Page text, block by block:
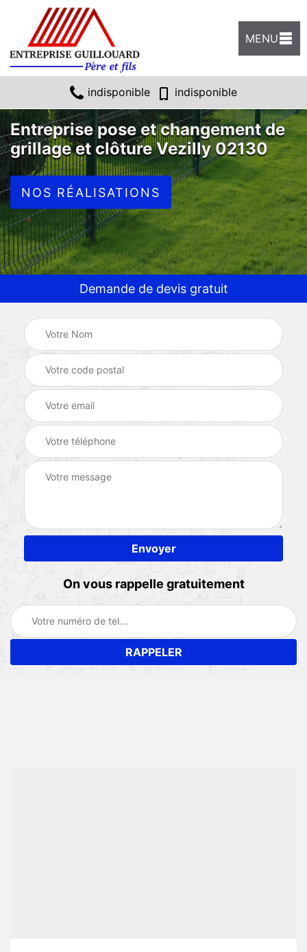
MENU
indisponible indisponible
Entreprise pose et changement de
grillage et clôture Vezilly 02130
NOS RÉALISATIONS
Demande de devis gratuit
On vous rappelle gratuitement